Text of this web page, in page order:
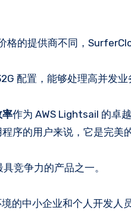
的提供商不同，
配置，能够处理高并发业
作为 AWS Lightsail 的卓
序的用户来说，它是完美的
竞争力的产品之一。
的中小企业和个人开发人员